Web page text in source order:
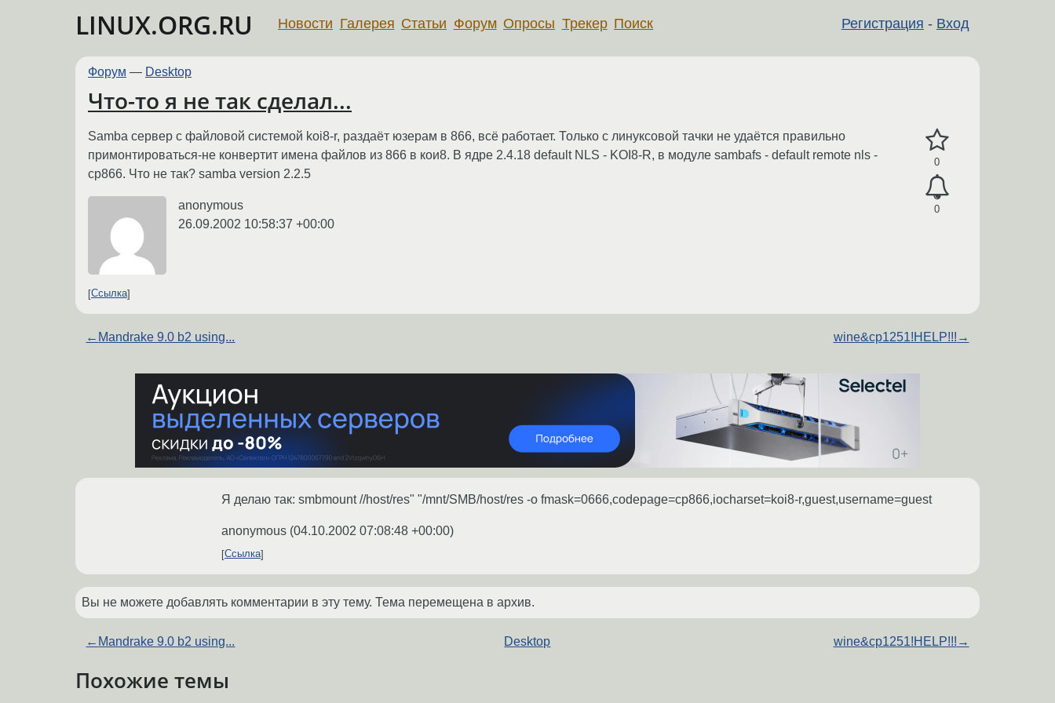
LINUX.ORG.RU Регистрация - Вход
Новости Галерея Статьи Форум Опросы Трекер Поиск
Форум — Desktop
Что-то я не так сделал...
0
0
Samba сервер c файловой системой koi8-r, раздаёт юзерам в 866, всё работает. Только с линуксовой тачки не удаётся правильно
примонтироваться-не конвертит имена файлов из 866 в кои8. В ядре 2.4.18 default NLS - KOI8-R, в модуле sambafs - default remote nls -
cp866. Что не так? samba version 2.2.5
anonymous
26.09.2002 10:58:37 +00:00
Ссылка
← Mandrake 9.0 b2 using... wine&cp1251!HELP!!! →
Я делаю так: smbmount //host/res" "/mnt/SMB/host/res -o fmask=0666,codepage=cp866,iocharset=koi8-r,guest,username=guest
anonymous (04.10.2002 07:08:48 +00:00)
Ссылка
Вы не можете добавлять комментарии в эту тему. Тема перемещена в архив.
← Mandrake 9.0 b2 using... Desktop wine&cp1251!HELP!!! →
Похожие темы